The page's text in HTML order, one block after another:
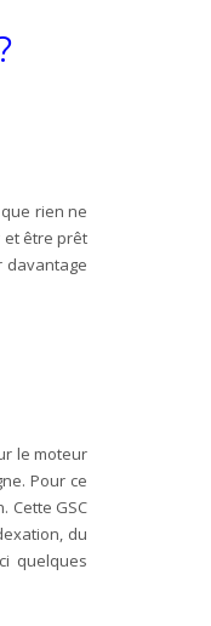
rien ne
et être prêt
davantage
le moteur
Pour ce
Cette GSC
du
quelques